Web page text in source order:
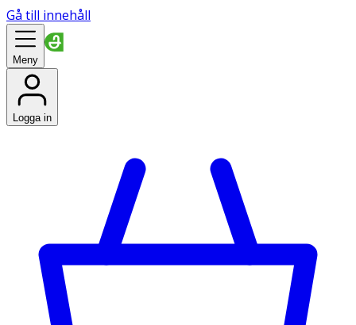
Gå till innehåll
Meny
Logga in